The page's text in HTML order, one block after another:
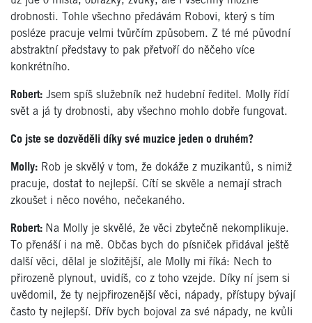
drobnosti. Tohle všechno předávám Robovi, který s tím
posléze pracuje velmi tvůrčím způsobem. Z té mé původní
abstraktní představy to pak přetvoří do něčeho více
konkrétního.
Robert: Jsem spíš služebník než hudební ředitel. Molly řídí
svět a já ty drobnosti, aby všechno mohlo dobře fungovat.
Co jste se dozvěděli díky své muzice jeden o druhém?
Molly: Rob je skvělý v tom, že dokáže z muzikantů, s nimiž
pracuje, dostat to nejlepší. Cítí se skvěle a nemají strach
zkoušet i něco nového, nečekaného.
Robert: Na Molly je skvělé, že věci zbytečně nekomplikuje.
To přenáší i na mě. Občas bych do písniček přidával ještě
další věci, dělal je složitější, ale Molly mi říká: Nech to
přirozeně plynout, uvidíš, co z toho vzejde. Díky ní jsem si
uvědomil, že ty nejpřirozenější věci, nápady, přístupy bývají
často ty nejlepší. Dřív bych bojoval za své nápady, ne kvůli